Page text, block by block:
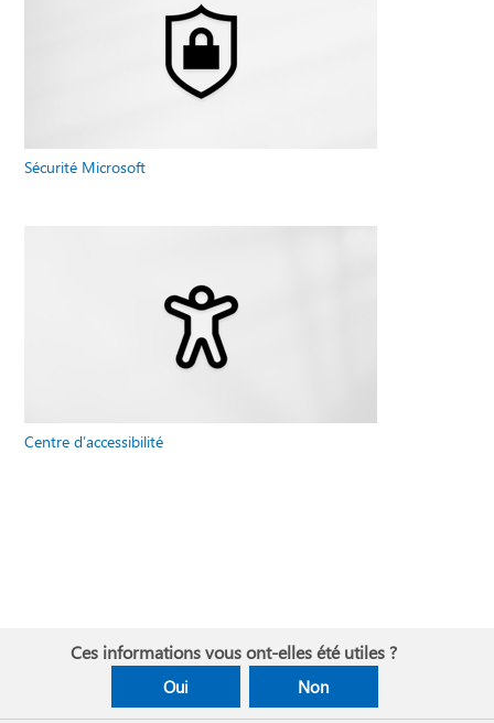
Sécurité Microsoft
Centre d’accessibilité
Ces informations vous ont-elles été utiles ?
Oui Non